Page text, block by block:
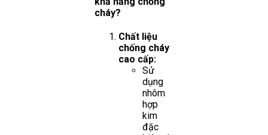
cháy?
Chất liệu
chống cháy
cao cấp:
Sử
dụng
nhôm
hợp
kim
đặc